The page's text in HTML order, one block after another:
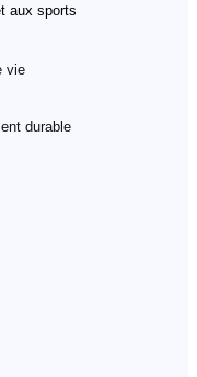
aux sports
vie
durable